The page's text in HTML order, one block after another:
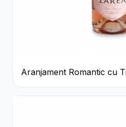
Aranjament Romantic cu
Roșii și Șampanie rose